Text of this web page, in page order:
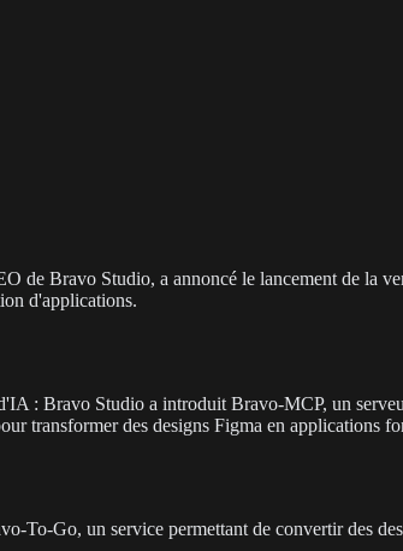
de Bravo Studio, a annoncé le lancement de la
d'applications.
: Bravo Studio a introduit Bravo-MCP, un
transformer des designs Figma en applications
To-Go, un service permettant de convertir des